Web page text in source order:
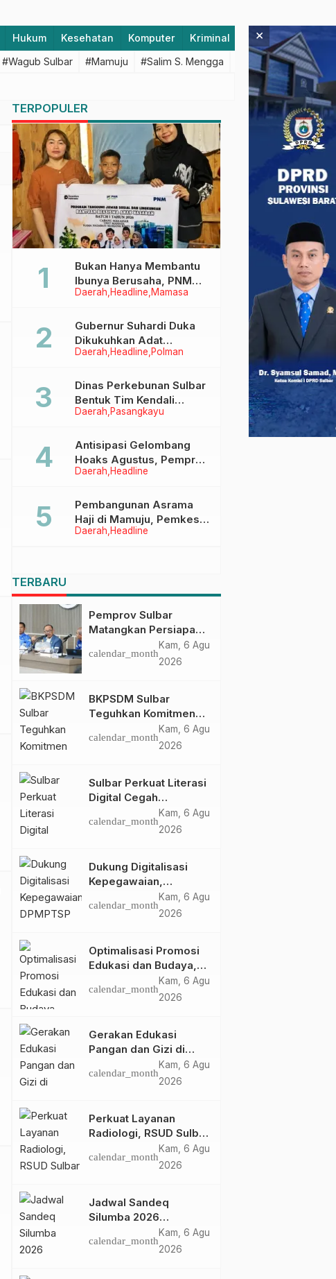
Hukum Kesehatan Komputer Kriminal Lifestyle
#Wagub Sulbar #Mamuju #Salim S. Mengga #featured #Polda
TERPOPULER
Daerah Headline Mamasa
Bukan Hanya Membantu
Ibunya Berusaha, PNM
Juga Menjaga Mimpi
Menggapai Cita-Cita
Daerah Headline Polman
Gubernur Suhardi Duka
Dikukuhkan Adat
Balanipa, Raih Gelar Sulo
Daerah Pasangkayu
Dinas Perkebunan Sulbar
Bentuk Tim Kendali
Internal ICS untuk Dukung
di Pasangkayu
Daerah Headline
Antisipasi Gelombang
Hoaks Agustus, Pemprov
Sulbar Ajak Warga Jaga
Daerah Headline
Pembangunan Asrama
Haji di Mamuju, Pemkesra
dan Kementerian Haji
TERBARU
Pemprov Sulbar
Matangkan Persiapan
HUT Ke-81 RI, Puncak
Upacara di Lapangan
calendar_month
Kam, 6 Agu
2026
BKPSDM Sulbar
Teguhkan Komitmen
Pengembangan
Kompetensi ASN
Perjanjian Tugas
Belajar 2026
calendar_month
Kam, 6 Agu
2026
Sulbar Perkuat Literasi
Digital Cegah
Kejahatan Love
Scamming
calendar_month
Kam, 6 Agu
2026
Dukung Digitalisasi
Kepegawaian,
DPMPTSP Sulbar Siap
Terapkan Aplikasi
calendar_month
Kam, 6 Agu
2026
Optimalisasi Promosi
Edukasi dan Budaya,
Anjungan Provinsi
Sulawesi Barat Perkuat
TMII
calendar_month
Kam, 6 Agu
2026
Gerakan Edukasi
Pangan dan Gizi di
Mamasa: Tingkatkan
Pengetahuan dan
calendar_month
Kam, 6 Agu
2026
Perkuat Layanan
Radiologi, RSUD Sulbar
Sambut Kembali dr. Iis
Imelda, Sp.Rad
calendar_month
Kam, 6 Agu
2026
Jadwal Sandeq
Silumba 2026
Dispoparekraf Sulbar
calendar_month
Kam, 6 Agu
2026
×